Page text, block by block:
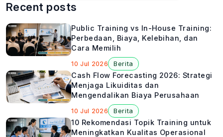
Recent posts
Public Training vs In-House Training:
Perbedaan, Biaya, Kelebihan, dan
Cara Memilih
10 Jul 2026 Berita
Cash Flow Forecasting 2026: Strategi
Menjaga Likuiditas dan
Mengendalikan Biaya Perusahaan
10 Jul 2026 Berita
10 Rekomendasi Topik Training untuk
Meningkatkan Kualitas Operasional